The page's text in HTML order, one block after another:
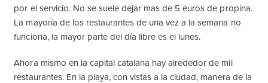
por el servicio. No se suele dejar mas de 5 euros de propina.
La mayoría de los restaurantes de una vez a la semana no
funciona, la mayor parte del día libre es el lunes.
Ahora mismo en la capital catalana hay alrededor de mil
restaurantes. En la playa, con vistas a la ciudad, manera de la